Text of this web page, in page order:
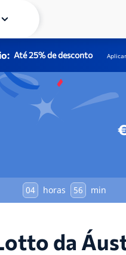
Até 25% de desconto
04 horas 56 min
da